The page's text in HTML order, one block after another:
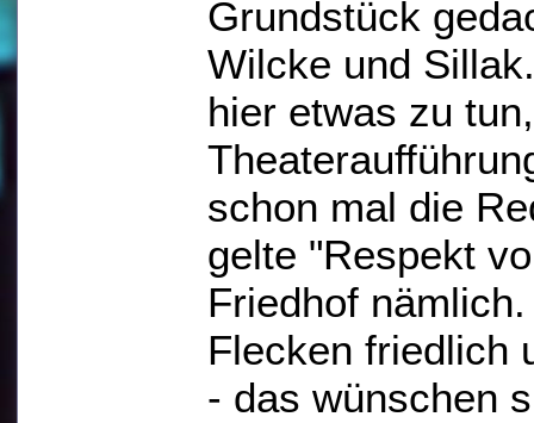
Grundstück
Wilcke und
hier etwas zu
schon mal die
gelte "Respekt
Friedhof
Flecken friedlich
- das wünschen